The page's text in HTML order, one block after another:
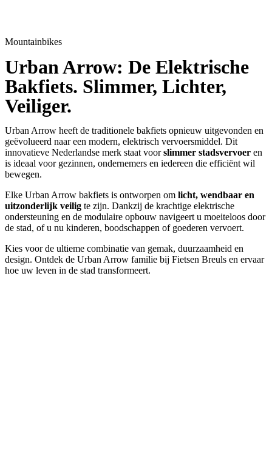
Mountainbikes
Urban Arrow: De Elektrische
Bakfiets. Slimmer, Lichter,
Veiliger.
Urban Arrow heeft de traditionele bakfiets opnieuw uitgevonden en
geëvolueerd naar een modern, elektrisch vervoersmiddel. Dit
innovatieve Nederlandse merk staat voorslimmer stadsvervoer en
is ideaal voor gezinnen, ondernemers en iedereen die efficiënt wil
bewegen.
Elke Urban Arrow bakfiets is ontworpen om licht, wendbaar en
uitzonderlijk veilig te zijn. Dankzij de krachtige elektrische
ondersteuning en de modulaire opbouw navigeert u moeiteloos door
de stad, of u nu kinderen, boodschappen of goederen vervoert.
Kies voor de ultieme combinatie van gemak, duurzaamheid en
design. Ontdek de Urban Arrow familie bij Fietsen Breuls en ervaar
hoe uw leven in de stad transformeert.